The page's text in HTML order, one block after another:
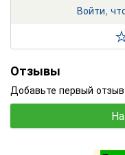
Войти,
Отзывы
Добавьте первый отзыв